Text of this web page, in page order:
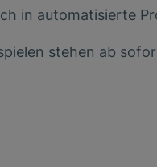
in automatisierte
stehen ab